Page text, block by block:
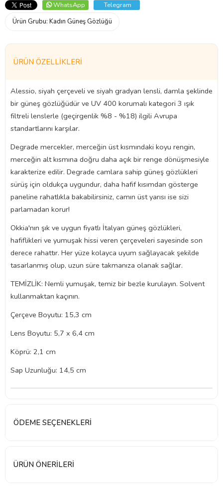
WhatsApp
Telegram
Ürün Grubu: Kadın Güneş Gözlüğü
ÜRÜN ÖZELLIKLERI
Alessio, siyah çerçeveli ve siyah gradyan lensli, damla şeklinde
bir güneş gözlüğüdür ve UV 400 korumalı kategori 3 ışık
filtreli lenslerle (geçirgenlik %8 - %18) ilgili Avrupa
standartlarını karşılar.
Degrade mercekler, merceğin üst kısmındaki koyu rengin,
merceğin alt kısmına doğru daha açık bir renge dönüşmesiyle
karakterize edilir. Degrade camlara sahip güneş gözlükleri
sürüş için oldukça uygundur, daha hafif kısımdan gösterge
paneline rahatlıkla bakabilirsiniz, camın üst yarısı ise sizi
parlamadan korur!
Okkia'nın şık ve uygun fiyatlı İtalyan güneş gözlükleri,
hafiflikleri ve yumuşak hissi veren çerçeveleri sayesinde son
derece rahattır. Her yüze kolayca uyum sağlayacak şekilde
tasarlanmış olup, uzun süre takmanıza olanak sağlar.
TEMİZLİK: Nemli yumuşak, temiz bir bezle kurulayın. Solvent
kullanmaktan kaçının.
Çerçeve Boyutu: 15,3 cm
Lens Boyutu: 5,7 x 6,4 cm
Köprü: 2,1 cm
Sap Uzunluğu: 14,5 cm
ÖDEME SEÇENEKLERI
ÜRÜN ÖNERILERI